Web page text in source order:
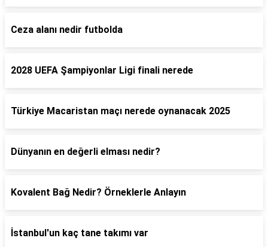
Ceza alanı nedir futbolda
2028 UEFA Şampiyonlar Ligi finali nerede
Türkiye Macaristan maçı nerede oynanacak 2025
Dünyanın en değerli elması nedir?
Kovalent Bağ Nedir? Örneklerle Anlayın
İstanbul'un kaç tane takımı var